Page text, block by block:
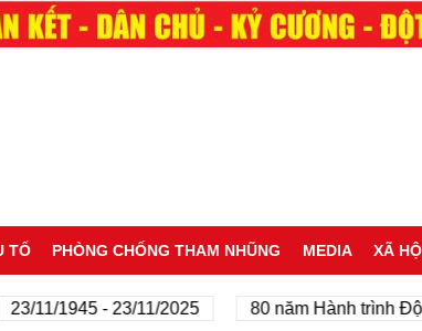
TỐ PHÒNG CHỐNG THAM NHŨNG MEDIA XÃ
1945 - 23/11/2025 80 năm Hành trình Độc